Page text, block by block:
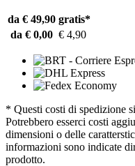
da € 49,90 gratis*
da € 0,00 € 4,90
* Questi costi di spedizione
Potrebbero esserci costi
dimensioni o delle
informazioni sono indicate
prodotto.